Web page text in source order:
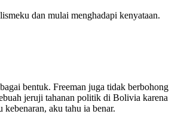
dan mulai menghadapi kenyataan.
bentuk. Freeman juga tidak berbohong
jeruji tahanan politik di Bolivia karena
aku tahu ia benar.